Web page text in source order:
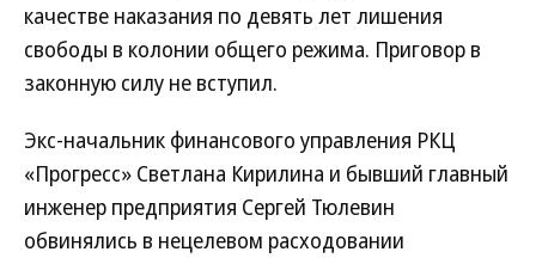
качестве наказания по девять лет лишения
свободы в колонии общего режима. Приговор в
законную силу не вступил.
Экс-начальник финансового управления РКЦ
«Прогресс» Светлана Кирилина и бывший главный
инженер предприятия Сергей Тюлевин
обвинялись в нецелевом расходовании